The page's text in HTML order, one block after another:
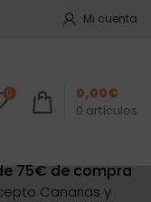
Mi cuenta
0
0 artículos
0,00€
75€ de compra
Canarias y